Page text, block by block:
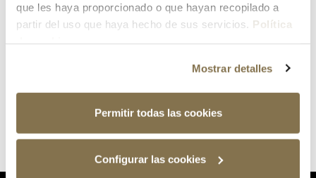
que les haya proporcionado o que hayan recopilado a
partir del uso que haya hecho de sus servicios. Política
Mostrar detalles
Permitir todas las cookies
Configurar las cookies